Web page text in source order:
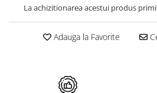
STRICTO
STYLUX
TOCATOARE
Electrocasnice pentru bucătărie
La achizitionarea acestui produs
Adauga la Favorite